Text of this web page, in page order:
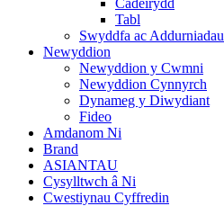
Cadeirydd
Tabl
Swyddfa ac Addurniadau
Newyddion
Newyddion y Cwmni
Newyddion Cynnyrch
Dynameg y Diwydiant
Fideo
Amdanom Ni
Brand
ASIANTAU
Cysylltwch â Ni
Cwestiynau Cyffredin